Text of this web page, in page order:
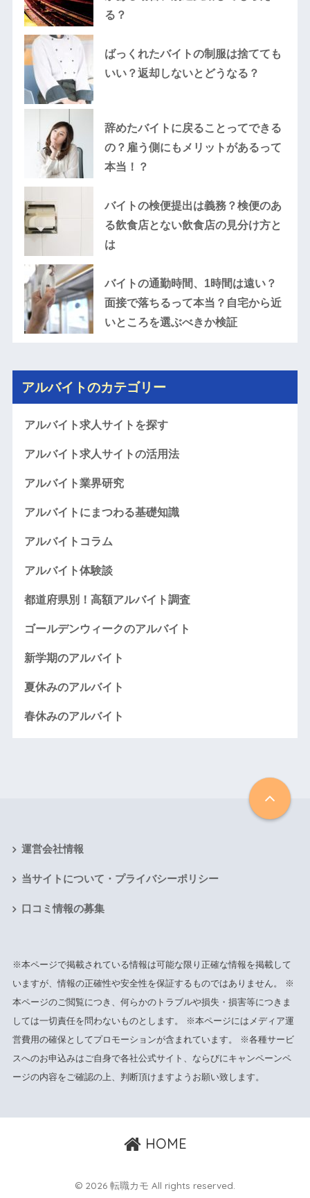
る？
ばっくれたバイトの制服は捨てても
いい？返却しないとどうなる？
辞めたバイトに戻ることってできる
の？雇う側にもメリットがあるって
本当！？
バイトの検便提出は義務？検便のあ
る飲食店とない飲食店の見分け方と
は
バイトの通勤時間、1時間は遠い？
面接で落ちるって本当？自宅から近
いところを選ぶべきか検証
アルバイトのカテゴリー
アルバイト求人サイトを探す
アルバイト求人サイトの活用法
アルバイト業界研究
アルバイトにまつわる基礎知識
アルバイトコラム
アルバイト体験談
都道府県別！高額アルバイト調査
ゴールデンウィークのアルバイト
新学期のアルバイト
夏休みのアルバイト
春休みのアルバイト
運営会社情報
当サイトについて・プライバシーポリシー
口コミ情報の募集
※本ページで掲載されている情報は可能な限り正確な情報を掲載して
いますが、情報の正確性や安全性を保証するものではありません。 ※
本ページのご閲覧につき、何らかのトラブルや損失・損害等につきま
しては一切責任を問わないものとします。 ※本ページにはメディア運
営費用の確保としてプロモーションが含まれています。 ※各種サービ
スへのお申込みはご自身で各社公式サイト、ならびにキャンペーンペ
ージの内容をご確認の上、判断頂けますようお願い致します。
HOME
© 2026 転職カモ All rights reserved.